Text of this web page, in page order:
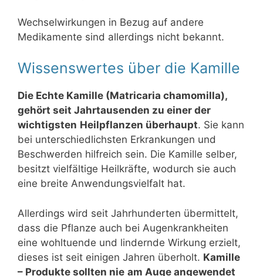
Wechselwirkungen in Bezug auf andere
Medikamente sind allerdings nicht bekannt.
Wissenswertes über die Kamille
Die Echte Kamille (Matricaria chamomilla),
gehört seit Jahrtausenden zu einer der
wichtigsten Heilpflanzen überhaupt. Sie kann
bei unterschiedlichsten Erkrankungen und
Beschwerden hilfreich sein. Die Kamille selber,
besitzt vielfältige Heilkräfte, wodurch sie auch
eine breite Anwendungsvielfalt hat.
Allerdings wird seit Jahrhunderten übermittelt,
dass die Pflanze auch bei Augenkrankheiten
eine wohltuende und lindernde Wirkung erzielt,
dieses ist seit einigen Jahren überholt. Kamille
– Produkte sollten nie am Auge angewendet